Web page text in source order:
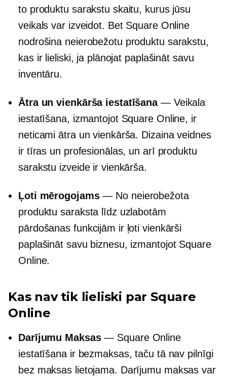
to produktu sarakstu skaitu, kurus jūsu
veikals var izveidot. Bet Square Online
nodrošina neierobežotu produktu sarakstu,
kas ir lieliski, ja plānojat paplašināt savu
inventāru.
Ātra un vienkārša iestatīšana— Veikala
iestatīšana, izmantojot Square Online, ir
neticami ātra un vienkārša. Dizaina veidnes
ir tīras un profesionālas, un arī produktu
sarakstu izveide ir vienkārša.
Ļoti mērogojams— No neierobežota
produktu saraksta līdz uzlabotām
pārdošanas funkcijām ir ļoti vienkārši
paplašināt savu biznesu, izmantojot Square
Online.
Kas nav tik lieliski par Square
Online
Darījumu Maksas— Square Online
iestatīšana ir bezmaksas, taču tā nav pilnīgi
bez maksas lietojama. Darījumu maksas var